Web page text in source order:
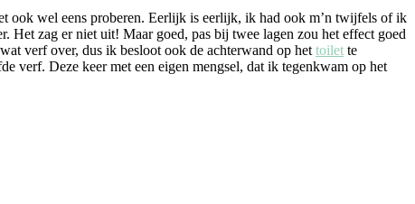
ook wel eens proberen. Eerlijk is eerlijk, ik had ook m’n twijfels of ik
Het zag er niet uit! Maar goed, pas bij twee lagen zou het effect goed
verf over, dus ik besloot ook de achterwand op het toilet te
verf. Deze keer met een eigen mengsel, dat ik tegenkwam op het